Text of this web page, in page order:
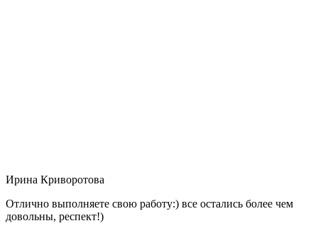
Ирина Криворотова
Отлично выполняете свою работу:) все остались более чем
довольны, респект!)